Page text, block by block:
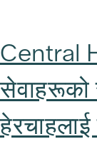
Central
सेवाहरूको